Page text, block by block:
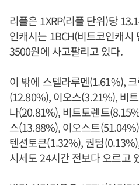
리플은 1XRP(리플 단위)당
인캐시는 1BCH(비트코인캐
3500원에 사고팔리고 있다.
이 밖에 스텔라루멘(1.61%),
(12.80%), 이오스(3.21%), 비
나(20.81%), 비트토렌트
스(13.88%), 이오스트
텐션토큰(1.32%), 퀀텀
시세도 24시간 전보다 오르고